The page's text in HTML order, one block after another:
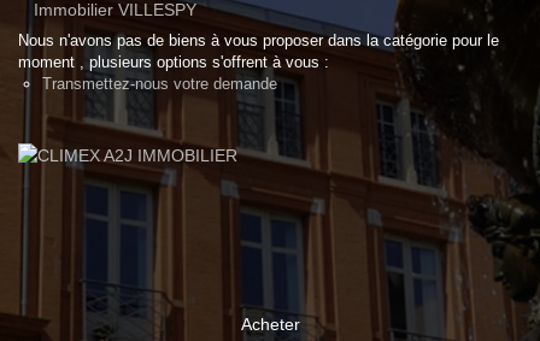
Immobilier VILLESPY
Nous n'avons pas de biens à vous proposer dans la catégorie pour le
moment , plusieurs options s'offrent à vous :
Transmettez-nous votre demande
Acheter